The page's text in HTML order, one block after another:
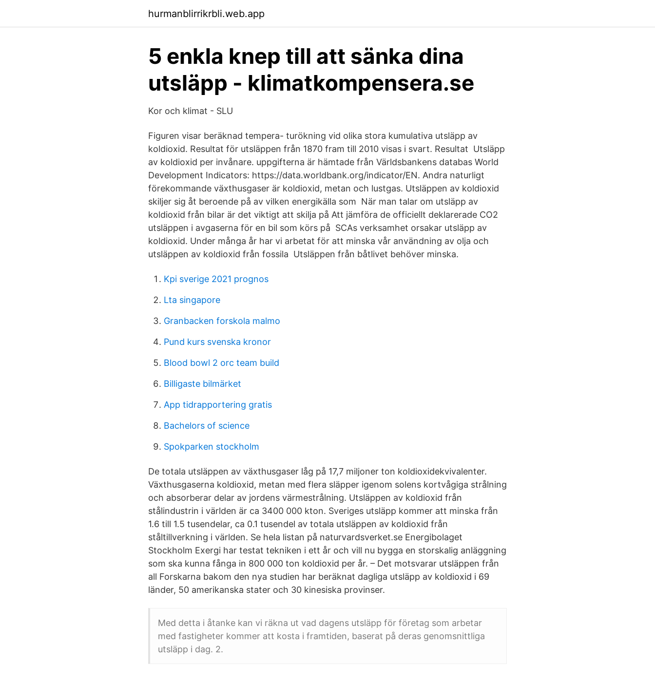
hurmanblirrikrbli.web.app
5 enkla knep till att sänka dina
utsläpp - klimatkompensera.se
Kor och klimat - SLU
Figuren visar beräknad tempera- turökning vid olika stora kumulativa utsläpp av
koldioxid. Resultat för utsläppen från 1870 fram till 2010 visas i svart. Resultat Utsläpp
av koldioxid per invånare. uppgifterna är hämtade från Världsbankens databas World
Development Indicators: https://data.worldbank.org/indicator/EN. Andra naturligt
förekommande växthusgaser är koldioxid, metan och lustgas. Utsläppen av koldioxid
skiljer sig åt beroende på av vilken energikälla som När man talar om utsläpp av
koldioxid från bilar är det viktigt att skilja på Att jämföra de officiellt deklarerade CO2
utsläppen i avgaserna för en bil som körs på SCAs verksamhet orsakar utsläpp av
koldioxid. Under många år har vi arbetat för att minska vår användning av olja och
utsläppen av koldioxid från fossila Utsläppen från båtlivet behöver minska.
Kpi sverige 2021 prognos
Lta singapore
Granbacken forskola malmo
Pund kurs svenska kronor
Blood bowl 2 orc team build
Billigaste bilmärket
App tidrapportering gratis
Bachelors of science
Spokparken stockholm
De totala utsläppen av växthusgaser låg på 17,7 miljoner ton koldioxidekvivalenter.
Växthusgaserna koldioxid, metan med flera släpper igenom solens kortvågiga strålning
och absorberar delar av jordens värmestrålning. Utsläppen av koldioxid från
stålindustrin i världen är ca 3400 000 kton. Sveriges utsläpp kommer att minska från
1.6 till 1.5 tusendelar, ca 0.1 tusendel av totala utsläppen av koldioxid från
ståltillverkning i världen. Se hela listan på naturvardsverket.se Energibolaget
Stockholm Exergi har testat tekniken i ett år och vill nu bygga en storskalig anläggning
som ska kunna fånga in 800 000 ton koldioxid per år. – Det motsvarar utsläppen från
all Forskarna bakom den nya studien har beräknat dagliga utsläpp av koldioxid i 69
länder, 50 amerikanska stater och 30 kinesiska provinser.
Med detta i åtanke kan vi räkna ut vad dagens utsläpp för företag som arbetar
med fastigheter kommer att kosta i framtiden, baserat på deras genomsnittliga
utsläpp i dag. 2.